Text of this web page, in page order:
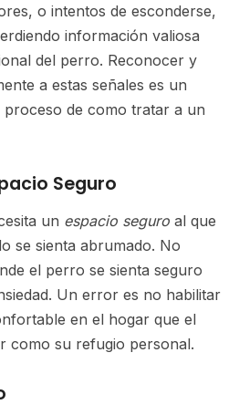
o intentos de esconderse,
información valiosa
del perro. Reconocer y
a estas señales es un
de como tratar a un
Seguro
un espacio seguro al que
se sienta abrumado. No
el perro se sienta seguro
Un error es no habilitar
en el hogar que el
como su refugio personal.